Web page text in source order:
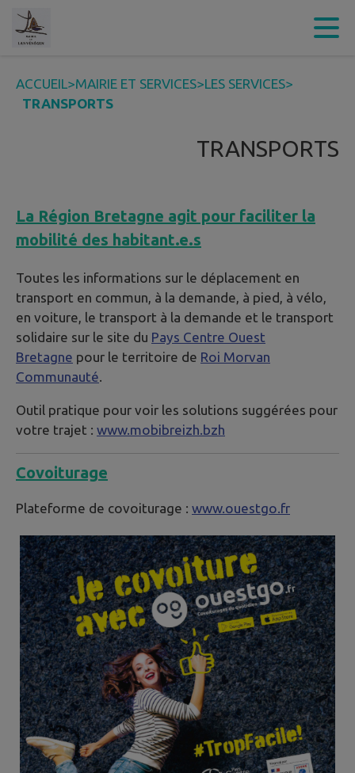
Contenu
ACCUEIL>MAIRIE ET SERVICES>LES SERVICES>
TRANSPORTS
TRANSPORTS
La Région Bretagne agit pour faciliter la
mobilité des habitant.e.s
Toutes les informations sur le déplacement en
transport en commun, à la demande, à pied, à vélo,
en voiture, le transport à la demande et le transport
solidaire sur le site du Pays Centre Ouest
Bretagne pour le territoire de Roi Morvan
Communauté
Outil pratique pour voir les solutions suggérées pour
votre trajet : www.mobibreizh.bzh
Covoiturage
Plateforme de covoiturage : www.ouestgo.fr